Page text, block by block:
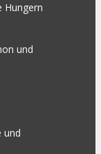
Hungern
und
und